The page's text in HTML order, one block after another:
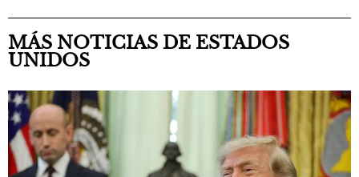
MÁS NOTICIAS DE ESTADOS
UNIDOS